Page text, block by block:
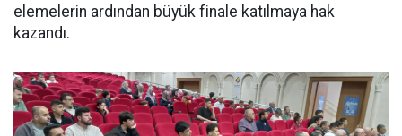
elemelerin ardından büyük finale katılmaya hak
kazandı.